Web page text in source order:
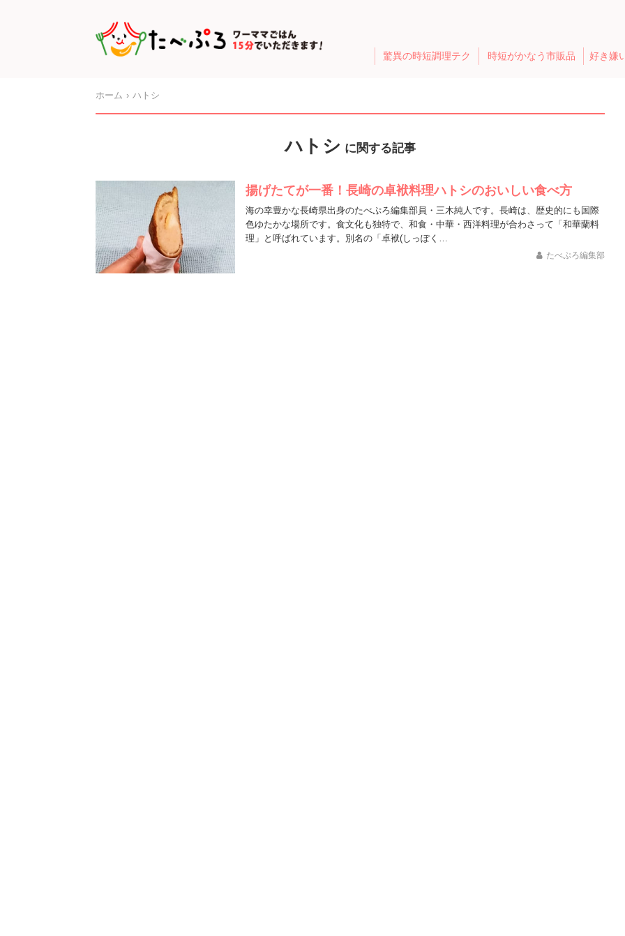
驚異の時短調理テク 時短がかなう市販品 好き嫌
ホーム ハトシ
ハトシ に関する記事
揚げたてが一番！長崎の卓袱料理ハトシのおいしい食べ方
海の幸豊かな長崎県出身のたべぷろ編集部員・三木純人です。長崎は、歴史的にも国際
色ゆたかな場所です。食文化も独特で、和食・中華・西洋料理が合わさって「和華蘭料
理」と呼ばれています。別名の「卓袱(しっぽく…
たべぷろ編集部